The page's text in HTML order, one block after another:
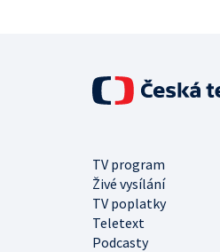
TV program
Živé vysílání
TV poplatky
Teletext
Podcasty